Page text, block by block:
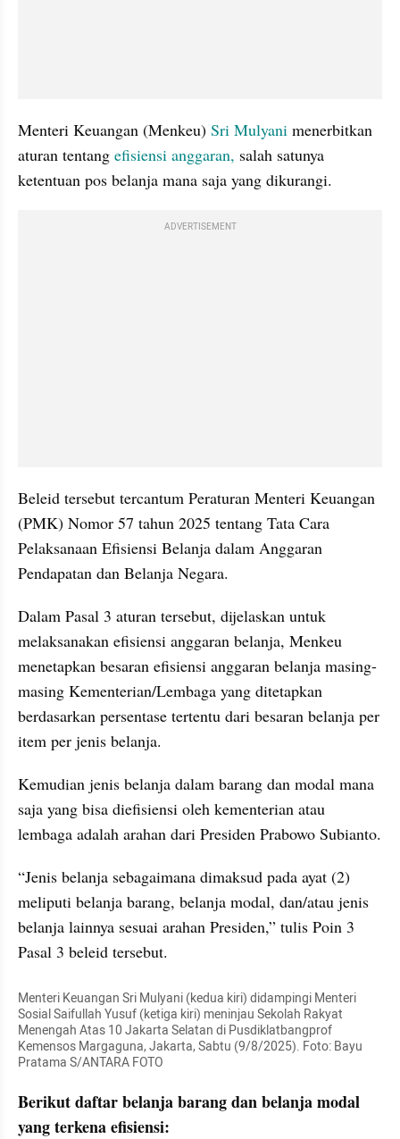
Menteri Keuangan (Menkeu) Sri Mulyani menerbitkan
aturan tentang efisiensi anggaran, salah satunya
ketentuan pos belanja mana saja yang dikurangi.
ADVERTISEMENT
Beleid tersebut tercantum Peraturan Menteri Keuangan
(PMK) Nomor 57 tahun 2025 tentang Tata Cara
Pelaksanaan Efisiensi Belanja dalam Anggaran
Pendapatan dan Belanja Negara.
Dalam Pasal 3 aturan tersebut, dijelaskan untuk
melaksanakan efisiensi anggaran belanja, Menkeu
menetapkan besaran efisiensi anggaran belanja masing-
masing Kementerian/Lembaga yang ditetapkan
berdasarkan persentase tertentu dari besaran belanja per
item per jenis belanja.
Kemudian jenis belanja dalam barang dan modal mana
saja yang bisa diefisiensi oleh kementerian atau
lembaga adalah arahan dari Presiden Prabowo Subianto.
“Jenis belanja sebagaimana dimaksud pada ayat (2)
meliputi belanja barang, belanja modal, dan/atau jenis
belanja lainnya sesuai arahan Presiden,” tulis Poin 3
Pasal 3 beleid tersebut.
Menteri Keuangan Sri Mulyani (kedua kiri) didampingi Menteri
Sosial Saifullah Yusuf (ketiga kiri) meninjau Sekolah Rakyat
Menengah Atas 10 Jakarta Selatan di Pusdiklatbangprof
Kemensos Margaguna, Jakarta, Sabtu (9/8/2025). Foto: Bayu
Pratama S/ANTARA FOTO
Berikut daftar belanja barang dan belanja modal
yang terkena efisiensi: